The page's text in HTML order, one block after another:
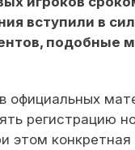
вступили в
подобные
официальных
регистрацию
конкретная